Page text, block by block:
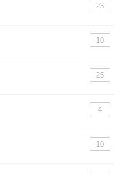
23
10
25
4
10